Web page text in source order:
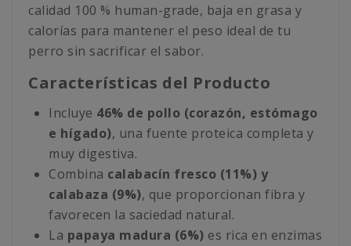
calidad 100 % human-grade, baja en grasa y
calorías para mantener el peso ideal de tu
perro sin sacrificar el sabor.
Características del Producto
Incluye 46% de pollo (corazón, estómago
e hígado), una fuente proteica completa y
muy digestiva.
Combina calabacín fresco (11%) y
calabaza (9%), que proporcionan fibra y
favorecen la saciedad natural.
La papaya madura (6%) es rica en enzimas